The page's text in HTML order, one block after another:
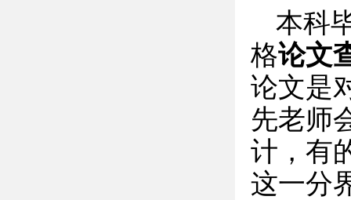
本科
格论文
论文是
先老师
计，有
这一分